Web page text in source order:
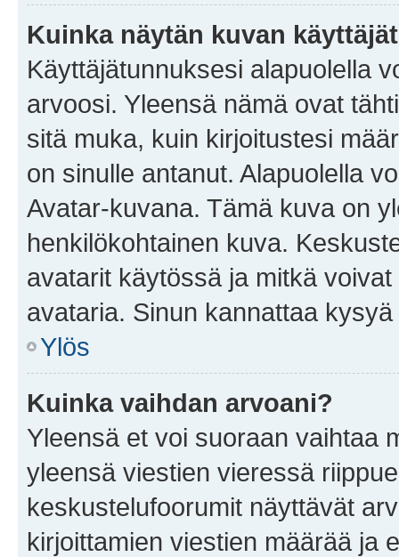
Kuinka näytän kuvan
Käyttäjätunnuksesi alapuolella
arvoosi. Yleensä nämä ovat
sitä muka, kuin kirjoitustesi
on sinulle antanut. Alapuolella
Avatar-kuvana. Tämä kuva on
henkilökohtainen kuva.
avatarit käytössä ja mitkä
avataria. Sinun kannattaa
Ylös
Kuinka vaihdan arvoani?
Yleensä et voi suoraan vaihtaa
yleensä viestien vieressä
keskustelufoorumit näyttävät
kirjoittamien viestien määrää ja